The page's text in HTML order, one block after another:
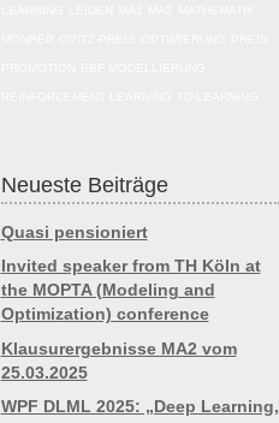
Neueste Beiträge
Quasi pensioniert
Invited speaker from TH Köln at
the MOPTA (Modeling and
Optimization) conference
Klausurergebnisse MA2 vom
25.03.2025
WPF DLML 2025: „Deep Learning,